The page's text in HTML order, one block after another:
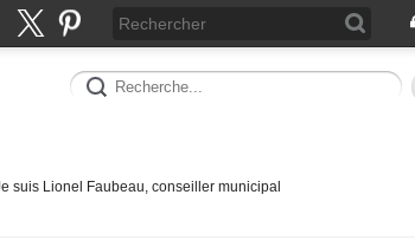
suis Lionel Faubeau, conseiller municipal